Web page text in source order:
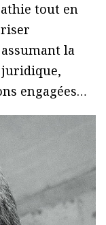
tout en
la
engagées…